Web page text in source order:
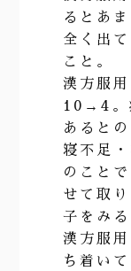
るとあ
全く出
こと。
漢方服
10→4。
あると
寝不足
のこと
せて取
子をみ
漢方服
ち着い